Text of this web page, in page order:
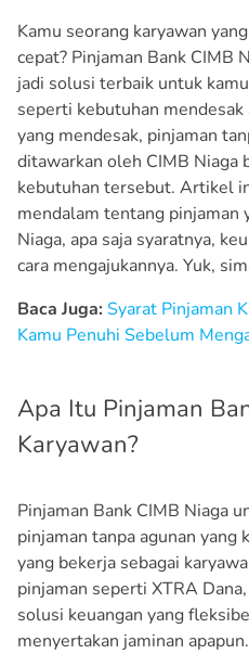
Kamu seorang karyawan
cepat? Pinjaman Bank CIMB
jadi solusi terbaik untuk
seperti kebutuhan mendesak
yang mendesak, pinjaman
ditawarkan oleh CIMB Niaga
kebutuhan tersebut. Artikel
mendalam tentang pinjaman
Niaga, apa saja syaratnya,
cara mengajukannya. Yuk,
Baca Juga:Syarat Pinjaman
Kamu Penuhi Sebelum
Apa Itu Pinjaman
Karyawan?
Pinjaman Bank CIMB Niaga
pinjaman tanpa agunan yang
yang bekerja sebagai
pinjaman seperti XTRA
solusi keuangan yang
menyertakan jaminan